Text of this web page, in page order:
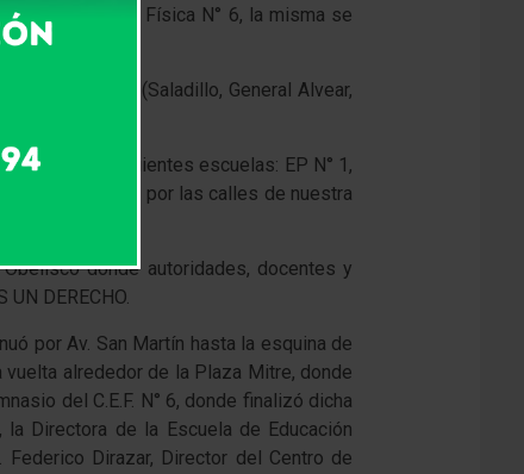
de Educación Física N° 6, la misma se
educativo (Saladillo, General Alvear,
de las siguientes escuelas: EP N° 1,
con la caminata por las calles de nuestra
donde autoridades, docentes y
DERECHO.
por Av. San Martín hasta la esquina de
alrededor de la Plaza Mitre, donde
del C.E.F. N° 6, donde finalizó dicha
Directora de la Escuela de Educación
Dirazar, Director del Centro de